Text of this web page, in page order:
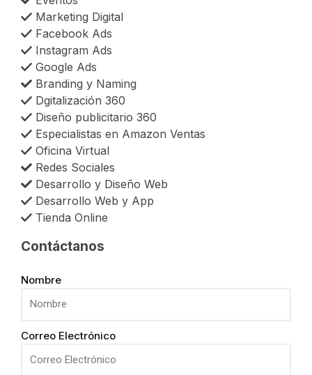
Marketing Digital
Facebook Ads
Instagram Ads
Google Ads
Branding y Naming
Dgitalización 360
Diseño publicitario 360
Especialistas en Amazon Ventas
Oficina Virtual
Redes Sociales
Desarrollo y Diseño Web
Desarrollo Web y App
Tienda Online
Contáctanos
Nombre
Correo Electrónico